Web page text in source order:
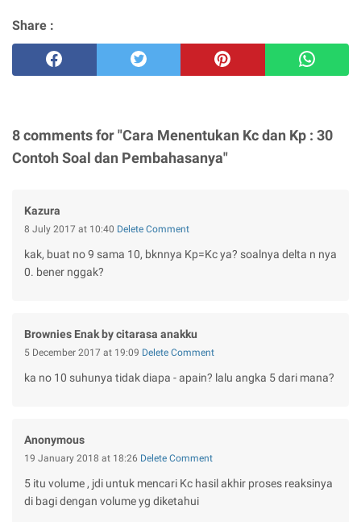
Share :
8 comments for "Cara Menentukan Kc dan Kp : 30
Contoh Soal dan Pembahasanya"
Kazura
8 July 2017 at 10:40 Delete Comment
kak, buat no 9 sama 10, bknnya Kp=Kc ya? soalnya delta n nya
0. bener nggak?
Brownies Enak by citarasa anakku
5 December 2017 at 19:09 Delete Comment
ka no 10 suhunya tidak diapa - apain? lalu angka 5 dari mana?
Anonymous
19 January 2018 at 18:26 Delete Comment
5 itu volume , jdi untuk mencari Kc hasil akhir proses reaksinya
di bagi dengan volume yg diketahui